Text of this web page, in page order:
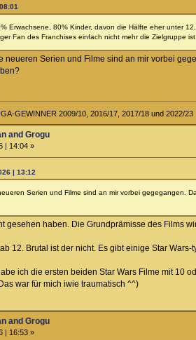
Erwachsene, 80% Kinder, davon die Hälfte eher unter
Fan des Franchises einfach nicht mehr die Zielgruppe
neueren Serien und Filme sind an mir vorbei
GEWINNER 2009/10, 2016/17, 2017/18 und 2022/23
and Grogu
| 14:04 »
| 13:12
Serien und Filme sind an mir vorbei gegegangen.
gesehen haben. Die Grundprämisse des Films
12. Brutal ist der nicht. Es gibt einige Star
ich die ersten beiden Star Wars Filme mit 10
war für mich iwie traumatisch ^^)
and Grogu
| 16:53 »